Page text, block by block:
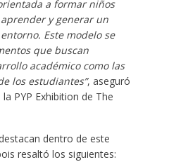
a formar niños
y generar un
Este modelo se
que buscan
académico como las
los estudiantes”, aseguró
PYP Exhibition de The
dentro de este
resaltó los siguientes: